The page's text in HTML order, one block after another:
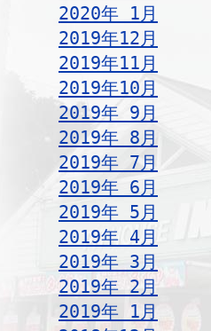
2020年 1月
2019年12月
2019年11月
2019年10月
2019年 9月
2019年 8月
2019年 7月
2019年 6月
2019年 5月
2019年 4月
2019年 3月
2019年 2月
2019年 1月